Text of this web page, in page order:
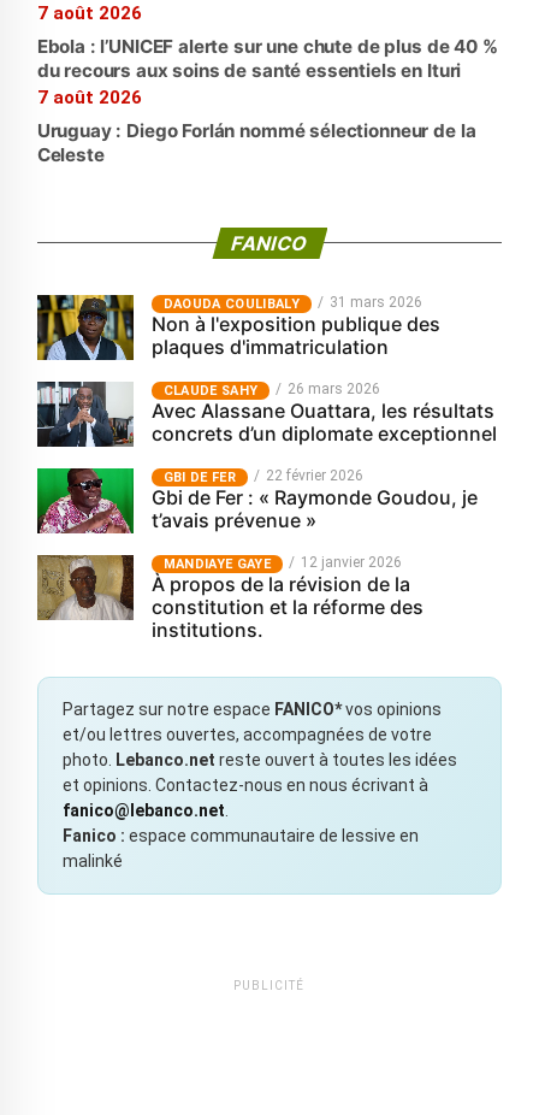
7 août 2026
Ebola : l’UNICEF alerte sur une chute de plus de 40 %
du recours aux soins de santé essentiels en Ituri
7 août 2026
Uruguay : Diego Forlán nommé sélectionneur de la
Celeste
FANICO
‎DAOUDA COULIBALY 31 mars 2026
Non à l'exposition publique des
plaques d'immatriculation
CLAUDE SAHY 26 mars 2026
Avec Alassane Ouattara, les résultats
concrets d’un diplomate exceptionnel
GBI DE FER 22 février 2026
Gbi de Fer : « Raymonde Goudou, je
t’avais prévenue »
MANDIAYE GAYE 12 janvier 2026
À propos de la révision de la
constitution et la réforme des
institutions.
Partagez sur notre espace FANICO*vos opinions
et/ou lettres ouvertes, accompagnées de votre
photo.
Lebanco.net reste ouvert à toutes les idées
et opinions. Contactez-nous en nous écrivant à
fanico@lebanco.net
Fanico : espace communautaire de lessive en
malinké
PUBLICITÉ